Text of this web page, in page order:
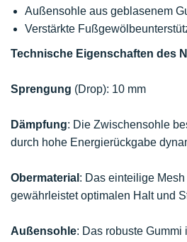
Außensohle aus geblasenem
Verstärkte
Technische Eigenschaften des
Sprengung (Drop): 10 mm
Dämpfung: Die Zwischensohle
durch hohe Energierückgabe
Obermaterial : Das einteilige
gewährleistet optimalen Halt und
Außensohle: Das robuste